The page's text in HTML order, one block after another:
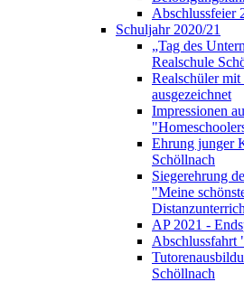
Abschlussfeier
Schuljahr 2020/21
„Tag des
Realschule
Realschüler
ausgezeichnet
Impressionen
Ehrung junger
Schöllnach
Siegerehrung
"Meine
AP 2021 -
Abschlussfahrt
Schöllnach